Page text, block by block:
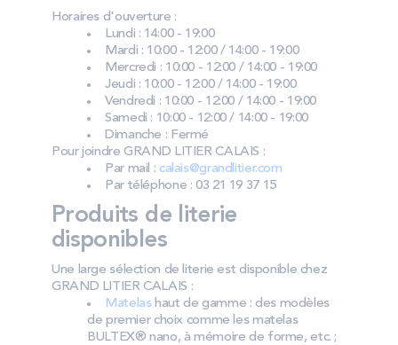
Horaires d'ouverture :
Lundi : 14:00 - 19:00
Mardi : 10:00 - 12:00 / 14:00 - 19:00
Mercredi : 10:00 - 12:00 / 14:00 - 19:00
Jeudi : 10:00 - 12:00 / 14:00 - 19:00
Vendredi : 10:00 - 12:00 / 14:00 - 19:00
Samedi : 10:00 - 12:00 / 14:00 - 19:00
Dimanche : Fermé
Pour joindre GRAND LITIER CALAIS :
Par mail : calais@grandlitier.com
Par téléphone : 03 21 19 37 15
Produits de literie
disponibles
Une large sélection de literie est disponible chez
GRAND LITIER CALAIS :
Matelashaut de gamme : des modèles
de premier choix comme les matelas
BULTEX® nano, à mémoire de forme, etc. ;